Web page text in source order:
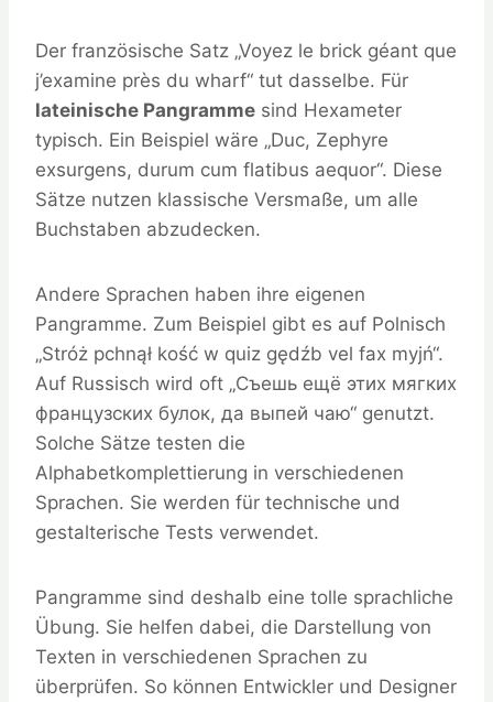
Der französische Satz „Voyez le brick géant que
j’examine près du wharf“ tut dasselbe. Für
lateinische Pangramme sind Hexameter
typisch. Ein Beispiel wäre „Duc, Zephyre
exsurgens, durum cum flatibus aequor“. Diese
Sätze nutzen klassische Versmaße, um alle
Buchstaben abzudecken.
Andere Sprachen haben ihre eigenen
Pangramme. Zum Beispiel gibt es auf Polnisch
„Stróż pchnął kość w quiz gędźb vel fax myjń“.
Auf Russisch wird oft „Съешь ещё этих мягких
французских булок, да выпей чаю“ genutzt.
Solche Sätze testen die
Alphabetkomplettierung in verschiedenen
Sprachen. Sie werden für technische und
gestalterische Tests verwendet.
Pangramme sind deshalb eine tolle sprachliche
Übung. Sie helfen dabei, die Darstellung von
Texten in verschiedenen Sprachen zu
überprüfen. So können Entwickler und Designer